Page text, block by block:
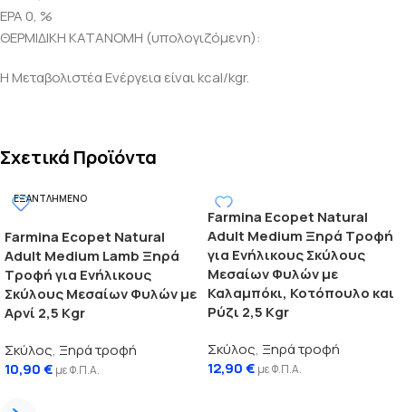
EPA 0, %
ΘΕΡΜΙΔΙΚΗ ΚΑΤΑΝΟΜΗ (υπολογιζόμενη):
Η Μεταβολιστέα Ενέργεια είναι kcal/kgr.
Σχετικά Προϊόντα
ΕΞΑΝΤΛΗΜΈΝΟ
Farmina Ecopet Natural
Adult Medium Lamb Ξηρά
Τροφή για Ενήλικους
Σκύλους Μεσαίων Φυλών με
Αρνί 2,5 Kgr
Σκύλος, Ξηρά τροφή
10,90€ με Φ.Π.Α.
Farmina Ecopet Natural
Adult Medium Ξηρά Τροφή
για Ενήλικους Σκύλους
Μεσαίων Φυλών με
Καλαμπόκι, Κοτόπουλο και
Ρύζι 2,5 Kgr
Σκύλος, Ξηρά τροφή
12,90€ με Φ.Π.Α.